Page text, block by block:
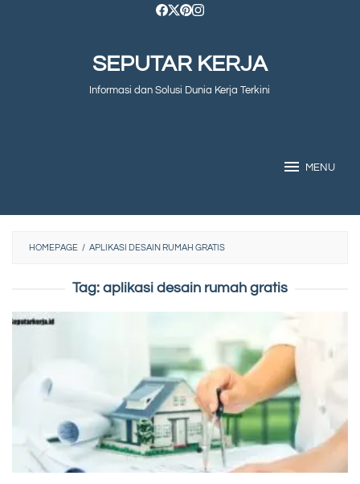
SEPUTAR KERJA
Informasi dan Solusi Dunia Kerja Terkini
MENU
HOMEPAGE / APLIKASI DESAIN RUMAH GRATIS
Tag: aplikasi desain rumah gratis